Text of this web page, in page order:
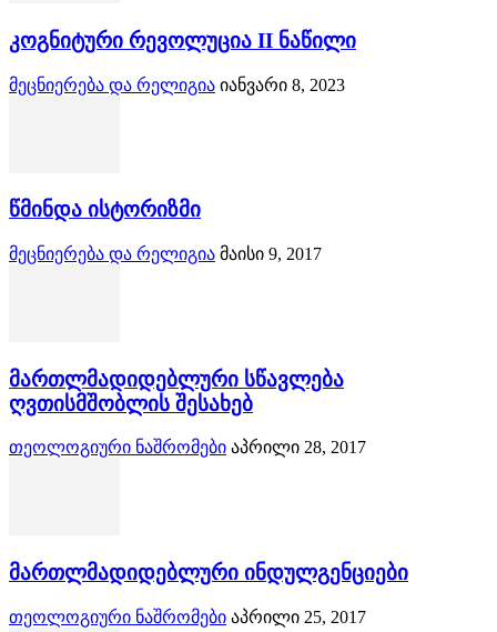
კოგნიტური რევოლუცია II ნაწილი
მეცნიერება და რელიგია იანვარი 8, 2023
წმინდა ისტორიზმი
მეცნიერება და რელიგია მაისი 9, 2017
მართლმადიდებლური სწავლება
ღვთისმშობლის შესახებ
თეოლოგიური ნაშრომები აპრილი 28, 2017
მართლმადიდებლური ინდულგენციები
თეოლოგიური ნაშრომები აპრილი 25, 2017